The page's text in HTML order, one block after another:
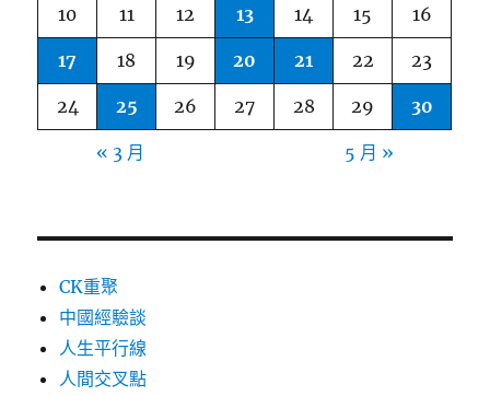
10 11 12 13 14 15 16
17 18 19 20 21 22 23
24 25 26 27 28 29 30
« 3 月 5 月 »
CK重聚
中國經驗談
人生平行線
人間交叉點